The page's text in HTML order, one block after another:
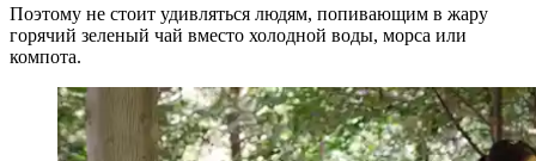
Поэтому не стоит удивляться людям, попивающим в жару
горячий зеленый чай вместо холодной воды, морса или
компота.